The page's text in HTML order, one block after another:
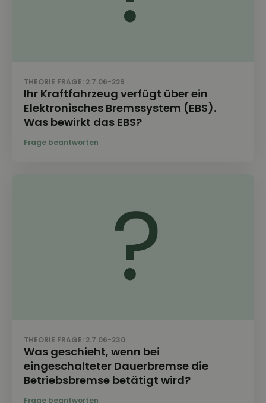
THEORIE FRAGE: 2.7.06-229
Ihr Kraftfahrzeug verfügt über ein
Elektronisches Bremssystem (EBS).
Was bewirkt das EBS?
THEORIE FRAGE: 2.7.06-230
Was geschieht, wenn bei
eingeschalteter Dauerbremse die
Betriebsbremse betätigt wird?